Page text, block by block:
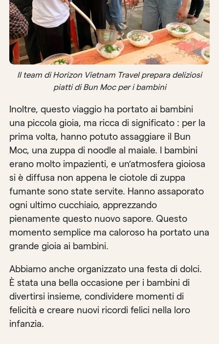
Il team di Horizon Vietnam Travel prepara deliziosi
piatti di Bun Moc per i bambini
Inoltre, questo viaggio ha portato ai bambini
una piccola gioia, ma ricca di significato : per la
prima volta, hanno potuto assaggiare il Bun
Moc, una zuppa di noodle al maiale. I bambini
erano molto impazienti, e un’atmosfera gioiosa
si è diffusa non appena le ciotole di zuppa
fumante sono state servite. Hanno assaporato
ogni ultimo cucchiaio, apprezzando
pienamente questo nuovo sapore. Questo
momento semplice ma caloroso ha portato una
grande gioia ai bambini.
Abbiamo anche organizzato una festa di dolci.
È stata una bella occasione per i bambini di
divertirsi insieme, condividere momenti di
felicità e creare nuovi ricordi felici nella loro
infanzia.